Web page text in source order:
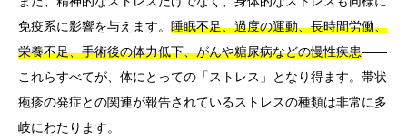
免疫系に影響を与えます。 睡眠不足、過度の運動、長時間労働、
栄養不足、手術後の体力低下、がんや糖尿病などの慢性疾患——
これらすべてが、体にとっての「ストレス」となり得ます。帯状
疱疹の発症との関連が報告されているストレスの種類は非常に多
岐にわたります。